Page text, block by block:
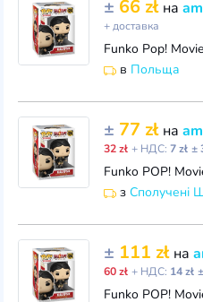
± 66 zł на
+ доставка
в Польща
± 77 zł на
32 zł + НДС: 7 zł ±
з Сполучені
± 111 zł на
60 zł + НДС: 14 zł